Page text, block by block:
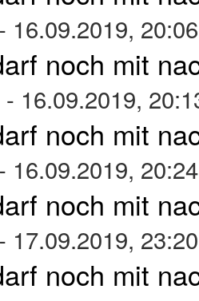
- 16.09.2019, 20:06
noch mit
- 16.09.2019,
noch mit
- 16.09.2019, 20:24
noch mit
- 17.09.2019, 23:20
noch mit